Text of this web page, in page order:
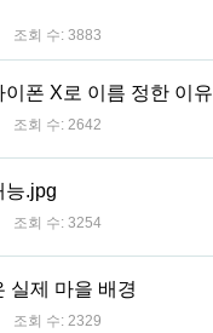
조회 수: 3883
폰 X로 이름 정한 이유
조회 수: 2642
능.jpg
조회 수: 3254
실제 마을 배경
조회 수: 2329